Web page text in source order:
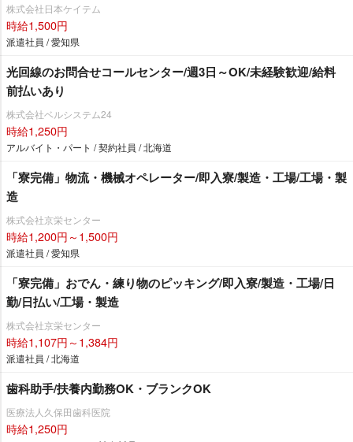
株式会社日本ケイテム
時給1,500円
派遣社員 / 愛知県
光回線のお問合せコールセンター/週3日～OK/未経験歓迎/給料
前払いあり
株式会社ベルシステム24
時給1,250円
アルバイト・パート / 契約社員 / 北海道
「寮完備」物流・機械オペレーター/即入寮/製造・工場/工場・製
造
株式会社京栄センター
時給1,200円～1,500円
派遣社員 / 愛知県
「寮完備」おでん・練り物のピッキング/即入寮/製造・工場/日
勤/日払い/工場・製造
株式会社京栄センター
時給1,107円～1,384円
派遣社員 / 北海道
歯科助手/扶養内勤務OK・ブランクOK
医療法人久保田歯科医院
時給1,250円